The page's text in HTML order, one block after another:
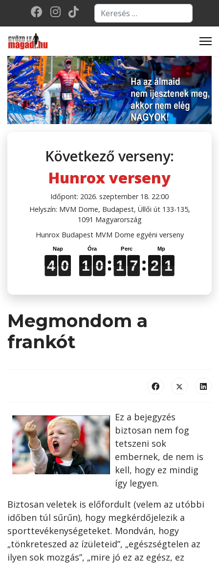
Keresés...
Type 2 or more
Következő verseny:
Hunrox verseny
Időpont: 2026. szeptember 18. 22:00
Helyszín: MVM Dome, Budapest, Üllői út 133-135,
1091 Magyarország
Hunrox Budapest MVM Dome egyéni verseny
4
4
4
4 0
0
0
0 1
1
1
1 0
0
0
0 1
1
1
1 7
7
7
7 2
2
2
2 0
0
0
0
Megmondom a
frankót
Ez a bejegyzés
biztosan nem fog
tetszeni sok
embernek, de nem is
kell, hogy ez mindig
így legyen.
Biztosan veletek is előfordult (velem az utóbbi
időben túl sűrűn), hogy megkérdőjelezik a
sporttevékenységeteket. Mondván, hogy
„tönkreteszed az ízületeid”, „egészségtelen az
ilyen sok mozgás”, „mire jó ez az egész, ez